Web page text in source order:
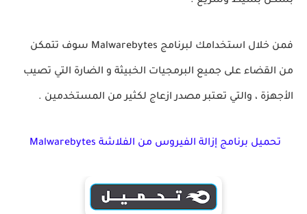
فمن خلال استخدامك لبرنامج Malwarebytes سوف تتمكن
من القضاء على جميع البرمجيات الخبيثة و الضارة التي تصيب
الأجهزة ، والتي تعتبر مصدر ازعاج لكثير من المستخدمين .
تحميل برنامج إزالة الفيروس من الفلاشة Malwarebytes